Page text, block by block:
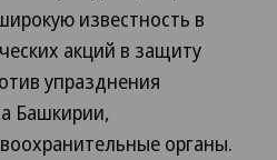
известность в
акций в защиту
упразднения
Башкирии,
органы.